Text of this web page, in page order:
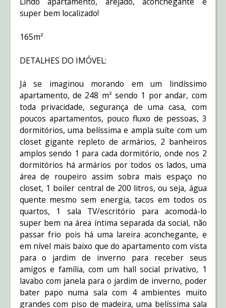
super bem localizado!
165m²
DETALHES DO IMÓVEL:
Já se imaginou morando em um lindíssimo
apartamento, de 248 m² sendo 1 por andar, com
toda privacidade, segurança de uma casa, com
poucos apartamentos, pouco fluxo de pessoas, 3
dormitórios, uma belíssima e ampla suíte com um
closet gigante repleto de armários, 2 banheiros
amplos sendo 1 para cada dormitório, onde nos 2
dormitórios há armários por todos os lados, uma
área de roupeiro assim sobra mais espaço no
closet, 1 boiler central de 200 litros, ou seja, água
quente mesmo sem energia, tacos em todos os
quartos, 1 sala TV/escritório para acomodá-lo
super bem na área íntima separada da social, não
passar frio pois há uma lareira aconchegante, e
em nível mais baixo que do apartamento com vista
para o jardim de inverno para receber seus
amigos e família, com um hall social privativo, 1
lavabo com janela para o jardim de inverno, poder
bater papo numa sala com 4 ambientes muito
grandes com piso de madeira, uma belíssima sala